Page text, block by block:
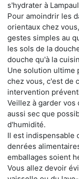
s'hydrater à
Pour amoindrir les
orientaux chez
gestes simples au
les sols de la
douche qu'à la
Une solution ultime
chez vous, c'est de
intervention
Veillez à garder
aussi sec que
d'humidité.
Il est indispensable
denrées
emballages soient
Vous allez devoir